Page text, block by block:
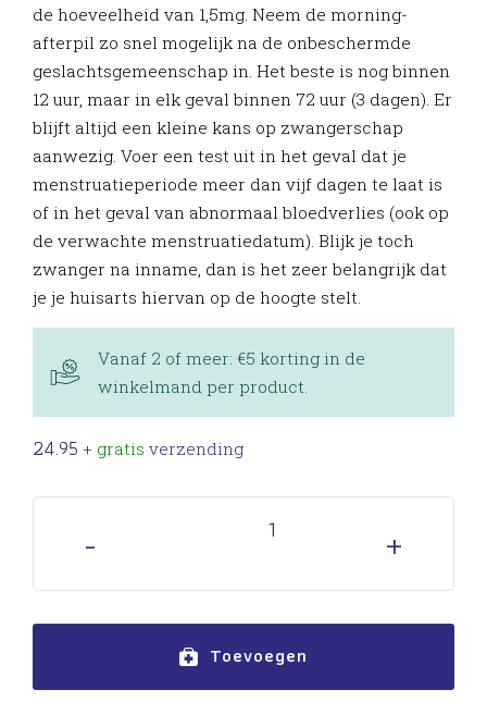
de hoeveelheid van 1,5mg. Neem de morning-
afterpil zo snel mogelijk na de onbeschermde
geslachtsgemeenschap in. Het beste is nog binnen
12 uur, maar in elk geval binnen 72 uur (3 dagen). Er
blijft altijd een kleine kans op zwangerschap
aanwezig. Voer een test uit in het geval dat je
menstruatieperiode meer dan vijf dagen te laat is
of in het geval van abnormaal bloedverlies (ook op
de verwachte menstruatiedatum). Blijk je toch
zwanger na inname, dan is het zeer belangrijk dat
je je huisarts hiervan op de hoogte stelt.
Vanaf 2 of meer: €5 korting in de
winkelmand per product.
24.95 + gratis verzending
- +
Toevoegen